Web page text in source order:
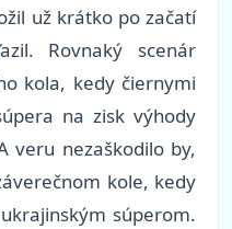
už krátko po začatí
Rovnaký scenár
kola, kedy čiernymi
na zisk výhody
veru nezaškodilo by,
kole, kedy
súperom.